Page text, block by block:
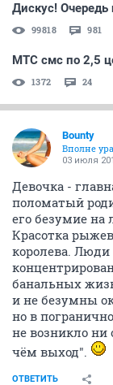
Дискус!
МТС смс по 2,5
Вполне
03 июля
Девочка -
поломатый
его безумие на
Красотка
королева. Люди
банальных
и не безумны
но в
не возникло ни